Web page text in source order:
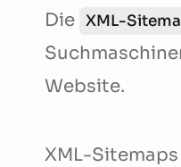
Die XML-
Website.
XML-